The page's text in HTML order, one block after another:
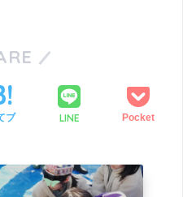
ブ LINE Pocket